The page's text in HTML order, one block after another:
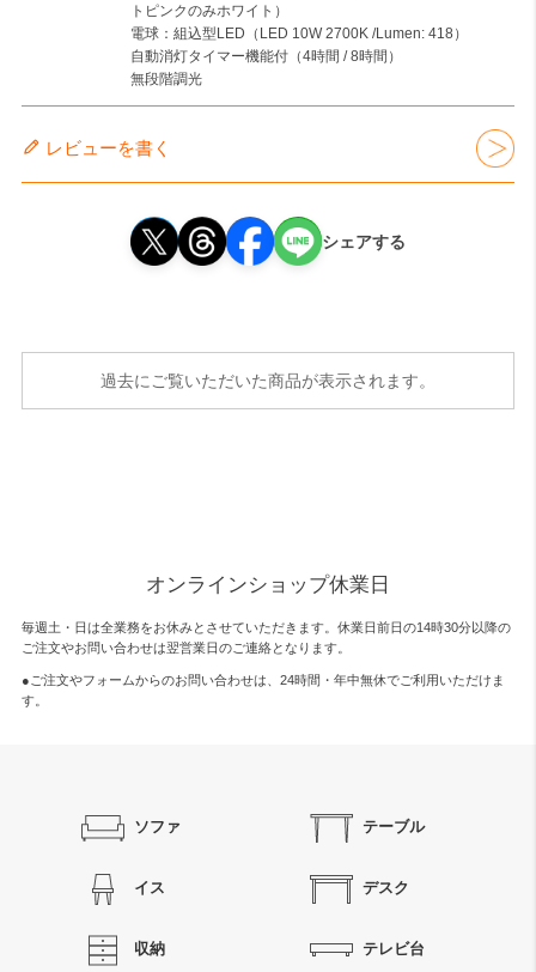
トピンクのみホワイト）
電球：組込型LED（LED 10W 2700K /Lumen: 418）
自動消灯タイマー機能付（4時間 / 8時間）
無段階調光
レビューを書く
シェアする
過去にご覧いただいた商品が表示されます。
オンラインショップ休業日
毎週土・日は全業務をお休みとさせていただきます。休業日前日の14時30分以降の
ご注文やお問い合わせは翌営業日のご連絡となります。
●ご注文やフォームからのお問い合わせは、 24時間・年中無休でご利用いただけま
す。
ソファ テーブル
イス デスク
収納 テレビ台